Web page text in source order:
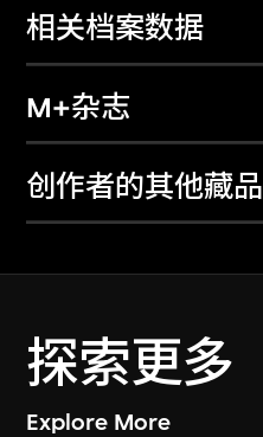
相关档案数据
M+杂志
创作者的其他藏品
探索更多
Explore More